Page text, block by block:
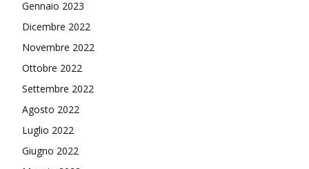
Gennaio 2023
Dicembre 2022
Novembre 2022
Ottobre 2022
Settembre 2022
Agosto 2022
Luglio 2022
Giugno 2022